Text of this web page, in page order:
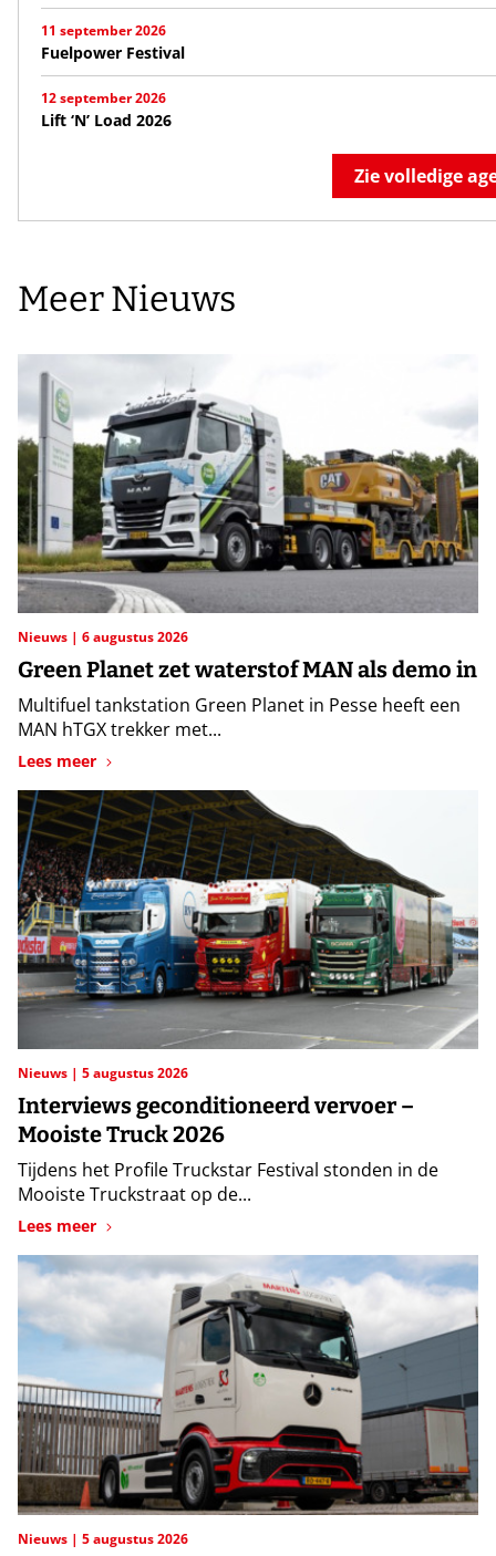
11 september 2026
Fuelpower Festival
12 september 2026
Lift ‘N’ Load 2026
Zie volledige
Meer Nieuws
Nieuws 6 augustus 2026
Green Planet zet waterstof MAN als demo in
Multifuel tankstation Green Planet in Pesse heeft een
MAN hTGX trekker met...
Lees meer
Nieuws 5 augustus 2026
Interviews geconditioneerd vervoer –
Mooiste Truck 2026
Tijdens het Profile Truckstar Festival stonden in de
Mooiste Truckstraat op de...
Lees meer
Nieuws 5 augustus 2026